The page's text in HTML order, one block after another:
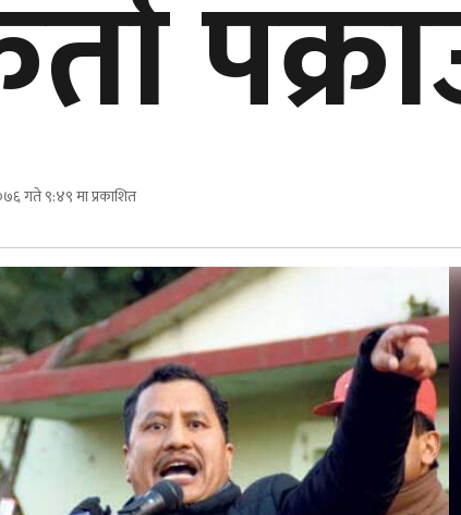
गते ९:४९ मा प्रकाशित